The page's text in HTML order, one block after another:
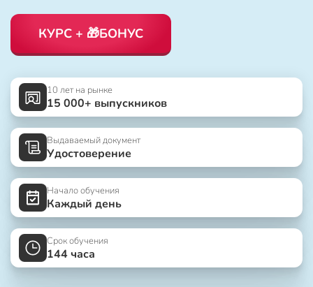
КУРС + 🎁БОНУС
10 лет на рынке
15 000+ выпускников
Выдаваемый документ
Удостоверение
Начало обучения
Каждый день
Срок обучения
144 часа